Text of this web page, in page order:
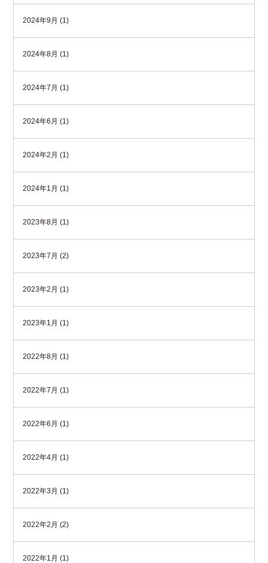
2024年9月 (1)
2024年8月 (1)
2024年7月 (1)
2024年6月 (1)
2024年2月 (1)
2024年1月 (1)
2023年8月 (1)
2023年7月 (2)
2023年2月 (1)
2023年1月 (1)
2022年8月 (1)
2022年7月 (1)
2022年6月 (1)
2022年4月 (1)
2022年3月 (1)
2022年2月 (2)
2022年1月 (1)